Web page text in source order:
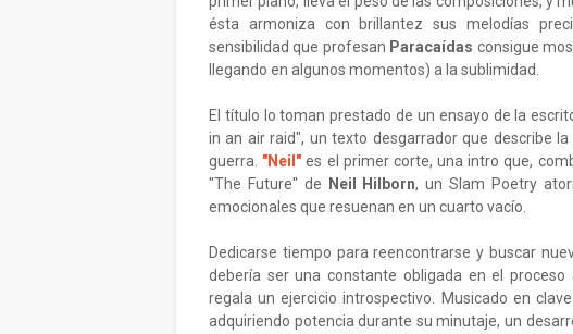
ésta armoniza con brillantez sus melodías
sensibilidad que profesan Paracaídas consigue
llegando en algunos momentos) a la sublimidad.
El título lo toman prestado de un ensayo de la
in an air raid", un texto desgarrador que describe
guerra. "Neil" es el primer corte, una intro que,
"The Future" de
Neil Hilborn, un Slam Poetry
emocionales que resuenan en un cuarto vacío.
Dedicarse tiempo para reencontrarse y buscar
debería ser una constante obligada en el
regala un ejercicio introspectivo. Musicado en
adquiriendo potencia durante su minutaje, un